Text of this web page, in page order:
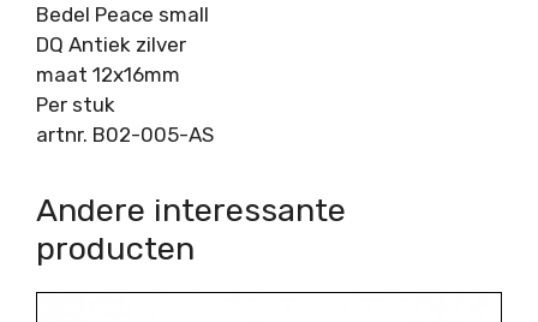
Bedel Peace small
DQ Antiek zilver
maat 12x16mm
Per stuk
artnr. B02-005-AS
Andere interessante
producten